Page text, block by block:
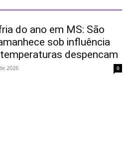
do ano em MS: São
sob influência
despencam
2026 0